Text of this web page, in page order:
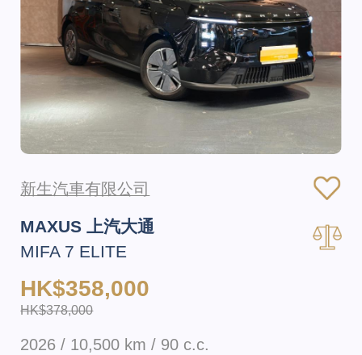
新生汽車有限公司
MAXUS 上汽大通
MIFA 7 ELITE
HK$358,000
HK$378,000
2026 / 10,500 km / 90 c.c.